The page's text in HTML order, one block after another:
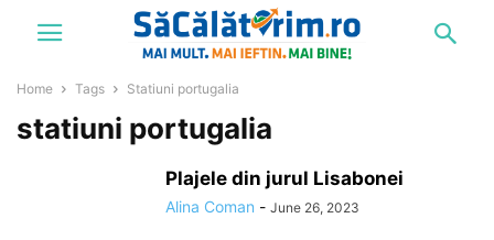
Home Tags Statiuni portugalia
statiuni portugalia
Plajele din jurul Lisabonei
Alina Coman - June 26, 2023